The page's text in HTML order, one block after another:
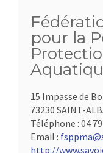
pour la
15 Impasse de
73230 SAINT-
Téléphone : 04
Email :
http://